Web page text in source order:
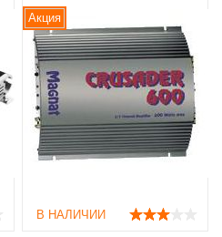
Акция
В НАЛИЧИИ